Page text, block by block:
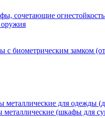
сочетающие
с биометрическим замком
для одежды
(шкафы для